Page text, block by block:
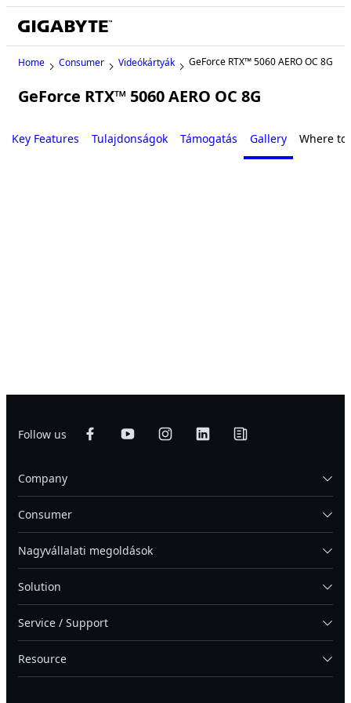
Home Consumer Videókártyák GeForce RTX™ 5060 AERO OC 8G
GeForce RTX™ 5060 AERO OC 8G
Key Features Tulajdonságok Támogatás Gallery Where to
Follow us
Company
Consumer
Nagyvállalati megoldások
Solution
Service / Support
Resource